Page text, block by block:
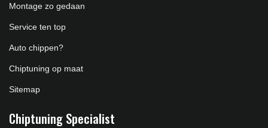
Montage zo gedaan
Service ten top
Auto chippen?
Chiptuning op maat
Sitemap
Chiptuning Specialist